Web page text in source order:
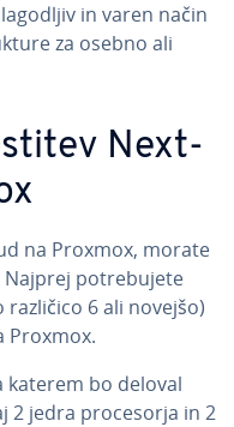
in varen način
za osebno ali
Ne­xt­
na Proxmox, morate
Najprej po­tre­bu­je­te
6 ali novejšo)
Proxmox.
bo deloval
2 jedra pro­ce­sor­ja in 2